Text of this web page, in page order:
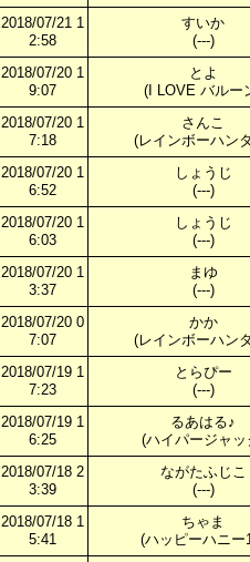
2018/07/21 1
2:58
すいか
(---)
2018/07/20 1
9:07
とよ
(I LOVE バルー
2018/07/20 1
7:18
さんこ
(レインボーハン
2018/07/20 1
6:52
しょうじ
(---)
2018/07/20 1
6:03
しょうじ
(---)
2018/07/20 1
3:37
まゆ
(---)
2018/07/20 0
7:07
かか
(レインボーハン
2018/07/19 1
7:23
とらぴー
(---)
2018/07/19 1
6:25
るあはる♪
(ハイパージャッ
2018/07/18 2
3:39
ながたふじこ
(---)
2018/07/18 1
5:41
ちゃま
(ハッピーハニー